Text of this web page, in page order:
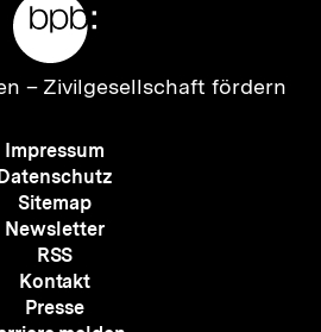
– Zivilgesellschaft fördern
Meta-
Navigation
Impressum
Datenschutz
Sitemap
Newsletter
RSS
Kontakt
Presse